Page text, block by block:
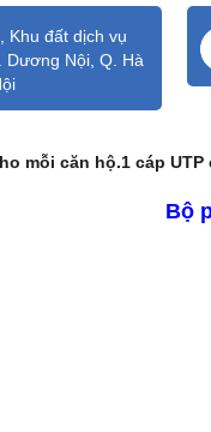
Khu đất dịch vụ
Dương Nội, Q. Hà
mỗi căn hộ.1 cáp
Bộ